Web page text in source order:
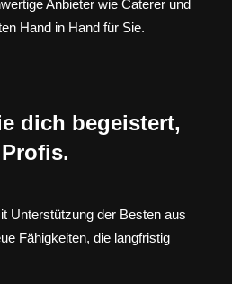
Anbieter wie Caterer und
Hand in Hand für Sie.
dich begeistert,
Unterstützung der Besten aus
Fähigkeiten, die langfristig